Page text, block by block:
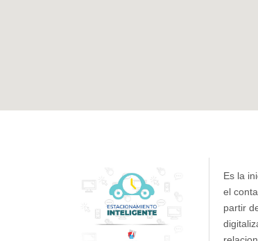
Es la
el
partir